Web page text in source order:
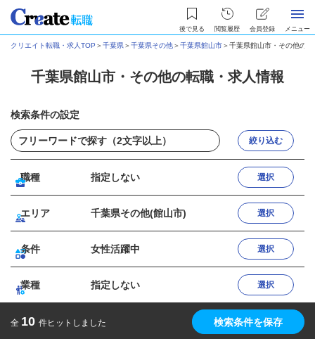
後で見る 閲覧履歴 会員登録 メニュー
クリエイト転職・求人TOP ＞千葉県＞千葉県その他＞千葉県館山市＞千葉県館山市・その他の
千葉県館山市・その他の転職・求人情報
検索条件の設定
絞り込む
職種 指定しない 選択
エリア 千葉県その他(館山市) 選択
条件 女性活躍中 選択
業種 指定しない 選択
全 10 件ヒットしました 検索条件を保存